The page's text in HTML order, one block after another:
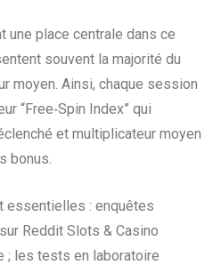
une place centrale dans ce
souvent la majorité du
moyen. Ainsi, chaque session
“Free‑Spin Index” qui
et multiplicateur moyen
bonus.
essentielles : enquêtes
Reddit Slots & Casino
; les tests en laboratoire